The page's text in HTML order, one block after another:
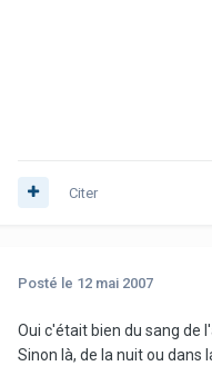
Citer
Posté le 12 mai 2007
Oui c'était bien du sang de
Sinon là, de la nuit ou dans